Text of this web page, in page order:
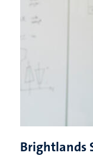
Brightlands